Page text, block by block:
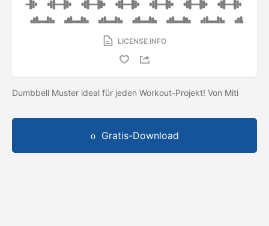
LICENSE INFO
Dumbbell Muster ideal für jeden Workout-Projekt! Von Miti
Gratis-Download